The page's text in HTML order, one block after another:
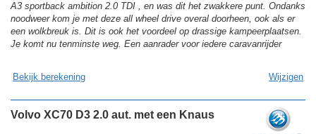
A3 sportback ambition 2.0 TDI , en was dit het zwakkere punt. Ondanks
noodweer kom je met deze all wheel drive overal doorheen, ook als er
een wolkbreuk is. Dit is ook het voordeel op drassige kampeerplaatsen.
Je komt nu tenminste weg. Een aanrader voor iedere caravanrijder
Bekijk berekening Wijzigen
Volvo XC70 D3 2.0 aut. met een Knaus